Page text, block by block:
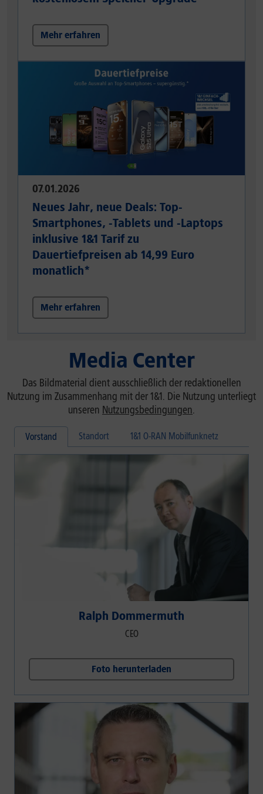
Mehr erfahren
07.01.2026
Neues Jahr, neue Deals: Top-
Smartphones, -Tablets und -Laptops
inklusive 1&1 Tarif zu
Dauertiefpreisen ab 14,99 Euro
monatlich*
Mehr erfahren
Media Center
Das Bildmaterial dient ausschließlich der redaktionellen
Nutzung im Zusammenhang mit der 1&1. Die Nutzung unterliegt
unseren Nutzungsbedingungen.
Vorstand Standort 1&1 O-RAN Mobilfunknetz
Ralph Dommermuth
CEO
Foto herunterladen